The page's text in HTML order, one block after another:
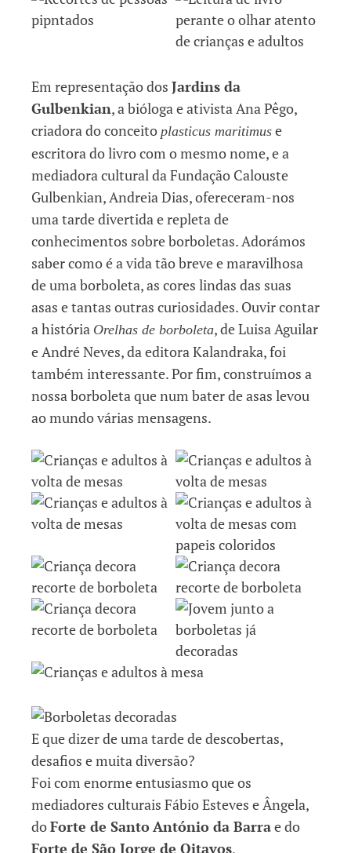
Em representação dos Jardins da
Gulbenkian, a bióloga e ativista Ana Pêgo,
criadora do conceito plasticus maritimus e
escritora do livro com o mesmo nome, e a
mediadora cultural da Fundação Calouste
Gulbenkian, Andreia Dias, ofereceram-nos
uma tarde divertida e repleta de
conhecimentos sobre borboletas. Adorámos
saber como é a vida tão breve e maravilhosa
de uma borboleta, as cores lindas das suas
asas e tantas outras curiosidades. Ouvir contar
a história Orelhas de borboleta, de Luisa Aguilar
e André Neves, da editora Kalandraka, foi
também interessante. Por fim, construímos a
nossa borboleta que num bater de asas levou
ao mundo várias mensagens.
E que dizer de uma tarde de descobertas,
desafios e muita diversão?
Foi com enorme entusiasmo que os
mediadores culturais Fábio Esteves e Ângela,
doForte de Santo António da Barrae do
Forte de São Jorge de Oitavos,